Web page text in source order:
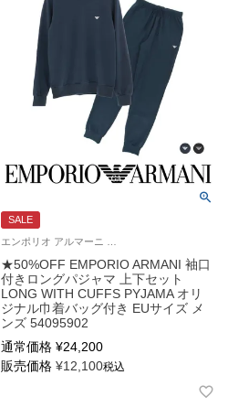
SALE
★50%OFF EMPORIO ARMANI 袖口
付きロングパジャマ 上下セット
LONG WITH CUFFS PYJAMA オリ
ジナル巾着バッグ付き EUサイズ メ
ンズ 54095902
通常価格 ¥24,200
販売価格 ¥12,100税込